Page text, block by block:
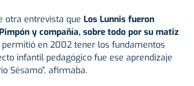
otra entrevista que Los Lunnis fueron
y compañía, sobre todo por su matiz
permitió en 2002 tener los fundamentos
infantil pedagógico fue ese aprendizaje
Sésamo”, afirmaba.